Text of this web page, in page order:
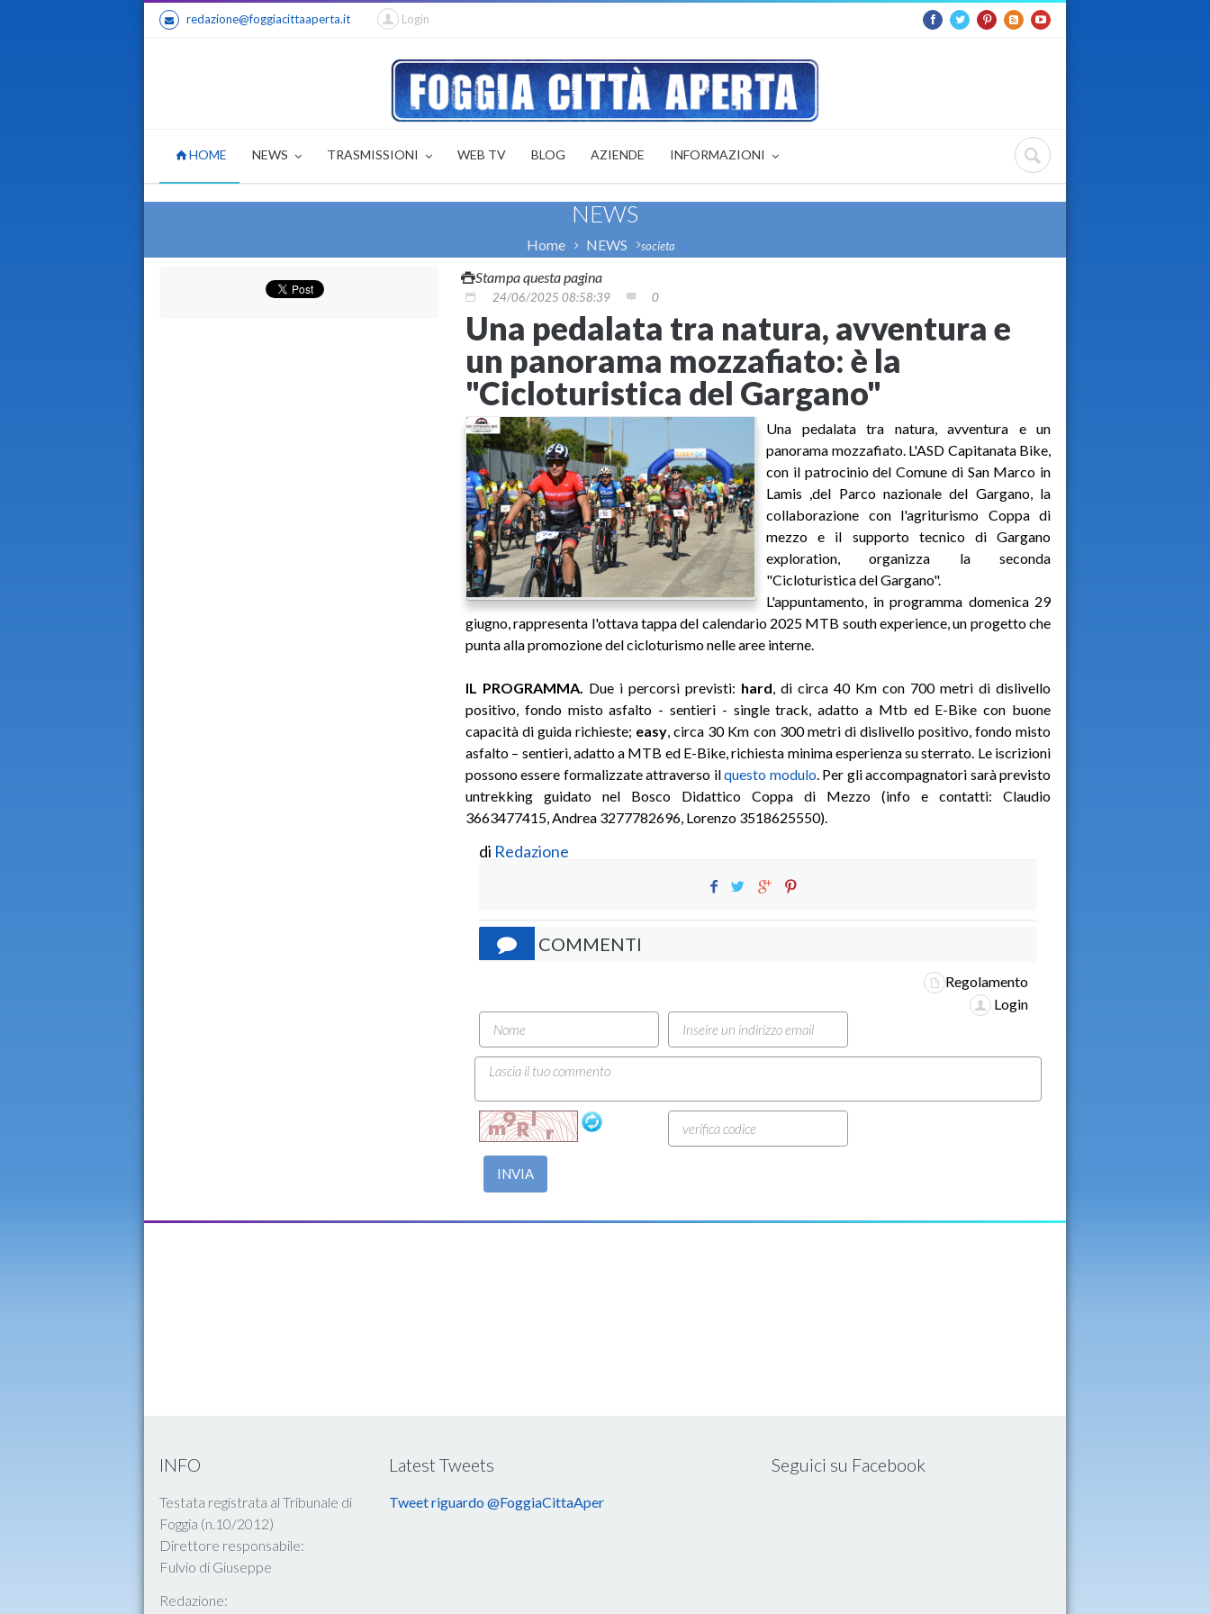
redazione@foggiacittaaperta.it Login
HOME NEWS TRASMISSIONI WEB TV BLOG AZIENDE INFORMAZIONI
NEWS
Home NEWS societa
Stampa questa pagina
24/06/2025 08:58:39 0
Una pedalata tra natura, avventura e
un panorama mozzafiato: è la
"Cicloturistica del Gargano"
Una pedalata tra natura, avventura e un
panorama mozzafiato. L'ASD Capitanata Bike,
con il patrocinio del Comune di San Marco in
Lamis ,del Parco nazionale del Gargano, la
collaborazione con l'agriturismo Coppa di
mezzo e il supporto tecnico di Gargano
exploration, organizza la seconda
"Cicloturistica del Gargano".
L'appuntamento, in programma domenica 29
giugno, rappresenta l'ottava tappa del calendario 2025 MTB south experience, un progetto che
punta alla promozione del cicloturismo nelle aree interne.
IL PROGRAMMA. Due i percorsi previsti: hard, di circa 40 Km con 700 metri di dislivello
positivo, fondo misto asfalto - sentieri - single track, adatto a Mtb ed E-Bike con buone
capacità di guida richieste; easy, circa 30 Km con 300 metri di dislivello positivo, fondo misto
asfalto – sentieri, adatto a MTB ed E-Bike, richiesta minima esperienza su sterrato. Le iscrizioni
possono essere formalizzate attraverso ilquesto modulo. Per gli accompagnatori sarà previsto
untrekking guidato nel Bosco Didattico Coppa di Mezzo (info e contatti: Claudio
3663477415, Andrea 3277782696, Lorenzo 3518625550).
di Redazione
COMMENTI
Regolamento
Login
INVIA
INFO
Testata registrata al Tribunale di
Foggia (n.10/2012)
Direttore responsabile:
Fulvio di Giuseppe
Redazione:
Latest Tweets
Tweet riguardo @FoggiaCittaAper
Seguici su Facebook